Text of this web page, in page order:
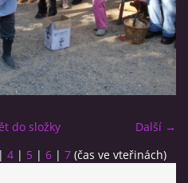
Z ROZDROJOVICKÉ
Další →
do složky
| 4 | 5 | 6 | 7 (čas ve vteřinách)